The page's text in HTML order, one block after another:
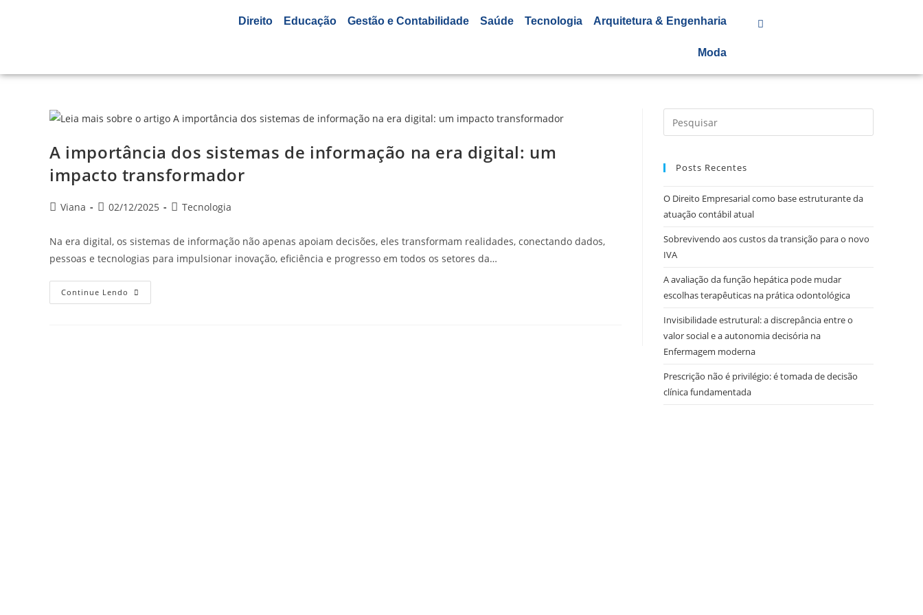
Direito Educação Gestão e Contabilidade Saúde Tecnologia Arquitetura & Engenharia
Moda
A importância dos sistemas de informação na era digital: um
impacto transformador
Viana 02/12/2025 Tecnologia
Na era digital, os sistemas de informação não apenas apoiam decisões, eles transformam realidades, conectando dados,
pessoas e tecnologias para impulsionar inovação, eficiência e progresso em todos os setores da…
Continue Lendo
Posts Recentes
O Direito Empresarial como base estruturante da
atuação contábil atual
Sobrevivendo aos custos da transição para o novo
IVA
A avaliação da função hepática pode mudar
escolhas terapêuticas na prática odontológica
Invisibilidade estrutural: a discrepância entre o
valor social e a autonomia decisória na
Enfermagem moderna
Prescrição não é privilégio: é tomada de decisão
clínica fundamentada